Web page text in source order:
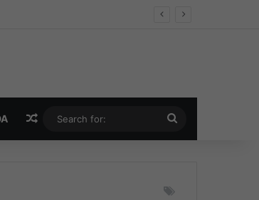
de la droga
Random Article
for: